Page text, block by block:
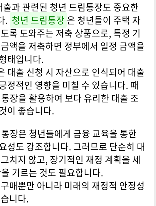
과 관련된 청년 드림통장도 중요한
. 청년 드림통장 은 청년들이 주택 자
록 도와주는 저축 상품으로, 특정 기
액을 저축하면 정부에서 일정 금액을
태입니다.
대출 신청 시 자산으로 인식되어 대출
정적인 영향을 미칠 수 있습니다. 때
장을 활용하여 보다 유리한 대출 조
이 좋습니다.
장은 청년들에게 금융 교육을 통한
성도 강조합니다. 그러므로 단순히 대
치지 않고, 장기적인 재정 계획을 세
기르는 것도 필요합니다.
매뿐만 아니라 미래의 재정적 안정성
니다.